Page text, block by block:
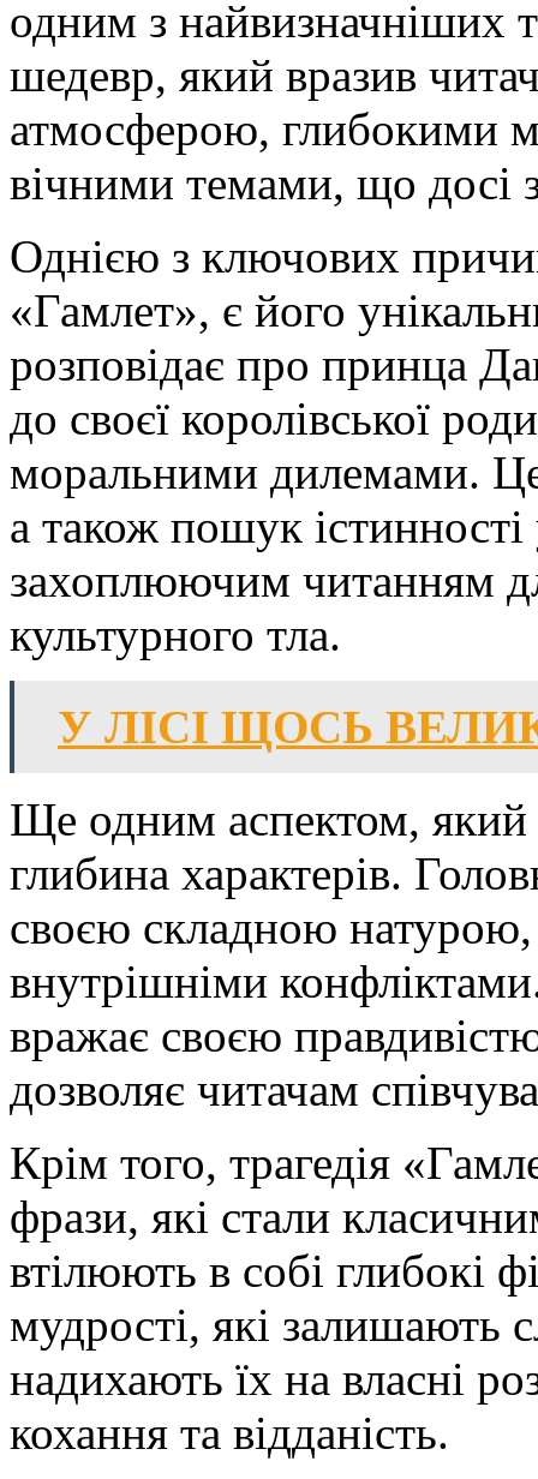
одним з найвизначніших
шедевр, який вразив
атмосферою, глибокими
вічними темами, що досі
Однією з ключових
«Гамлет», є його
розповідає про принца
до своєї королівської
моральними дилемами.
а також пошук істинності
захоплюючим читанням
культурного тла.
У ЛІСІ ЩОСЬ
Ще одним аспектом, який
глибина характерів.
своєю складною натурою,
внутрішніми
вражає своєю
дозволяє читачам
Крім того, трагедія
фрази, які стали
втілюють в собі глибокі
мудрості, які залишають
надихають їх на власні
кохання та відданість.